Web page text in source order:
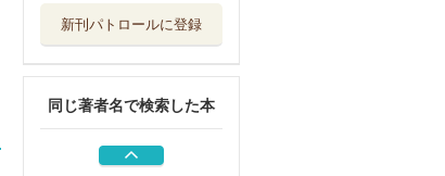
新刊パトロールに登録
同じ著者名で検索した本
Ｗの悲劇
一瞬の魔 上
埼玉福祉会